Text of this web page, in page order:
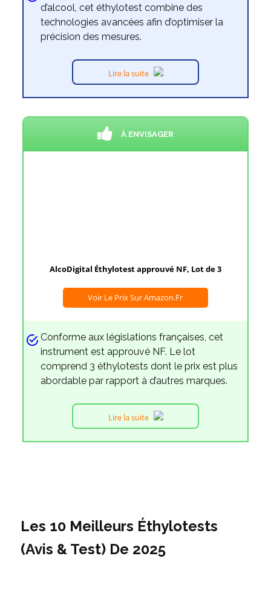
d’alcool, cet éthylotest combine des
technologies avancées afin d’optimiser la
précision des mesures.
Lire la suite
À ENVISAGER
AlcoDigital Éthylotest approuvé NF, Lot de 3
Voir Le Prix Sur Amazon.fr
Conforme aux législations françaises, cet
instrument est approuvé NF. Le lot
comprend 3 éthylotests dont le prix est plus
abordable par rapport à d’autres marques.
Lire la suite
Les 10 Meilleurs Éthylotests
(Avis & Test) De 2025